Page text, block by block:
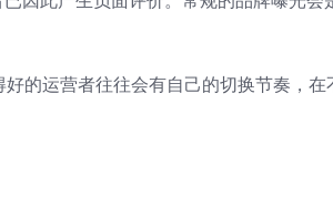
的运营者往往会有自己的切换节奏，在